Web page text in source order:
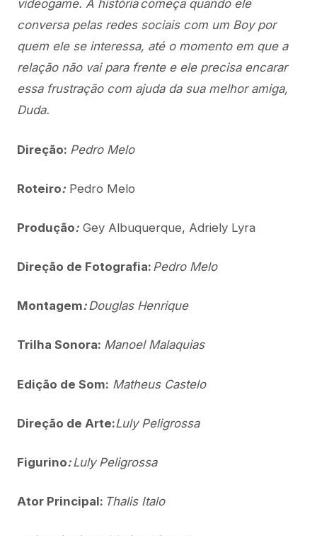
videogame. A história começa quando ele
conversa pelas redes sociais com um Boy por
quem ele se interessa, até o momento em que a
relação não vai para frente e ele precisa encarar
essa frustração com ajuda da sua melhor amiga,
Duda.
Direção: Pedro Melo
Roteiro: Pedro Melo
Produção: Gey Albuquerque, Adriely Lyra
Direção de Fotografia: Pedro Melo
Montagem:Douglas Henrique
Trilha Sonora: Manoel Malaquias
Edição de Som: Matheus Castelo
Direção de Arte:Luly Peligrossa
Figurino:Luly Peligrossa
Ator Principal: Thalis Italo